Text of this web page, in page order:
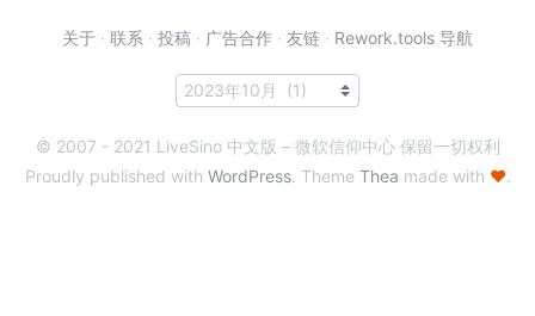
关于 · 联系 · 投稿 · 广告合作 · 友链 · Rework.tools 导航
© 2007 - 2021 LiveSino 中文版 – 微软信仰中心 保留一切权利
Proudly published with WordPress. Theme Thea made with ♥.